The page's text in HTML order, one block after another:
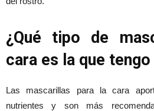
¿Qué tipo de
cara es la que
Las mascarillas para la cara
nutrientes y son más